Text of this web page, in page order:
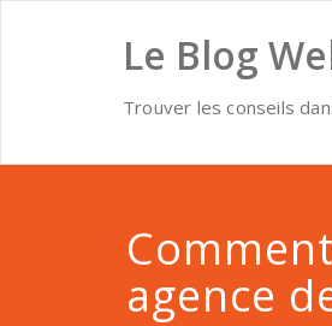
Le Blog
Trouver les conseils
agence